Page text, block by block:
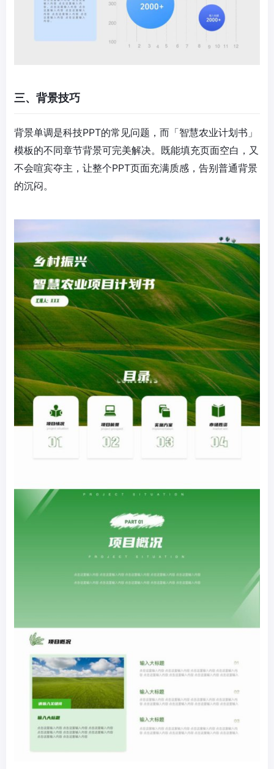
三、背景技巧
背景单调是科技PPT的常见问题，而「智慧农业计划书」
模板的不同章节背景可完美解决。既能填充页面空白，又
不会喧宾夺主，让整个PPT页面充满质感，告别普通背景
的沉闷。